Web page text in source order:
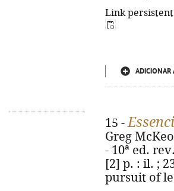
Link
ADICIONAR
15 -
Greg
- 10ª ed.
[2] p. : il. ;
pursuit of